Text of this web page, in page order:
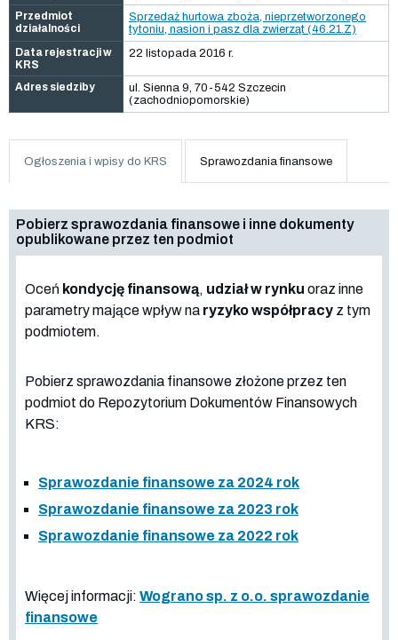
Przedmiot
działalności
Sprzedaż hurtowa zboża, nieprzetworzonego
tytoniu, nasion i pasz dla zwierząt (46.21.Z)
Data rejestracji w
KRS
22 listopada 2016 r.
Adres siedziby
ul. Sienna 9, 70-542 Szczecin
(zachodniopomorskie)
Ogłoszenia i wpisy do KRS Sprawozdania finansowe
Pobierz sprawozdania finansowe i inne dokumenty
opublikowane przez ten podmiot
Oceń kondycję finansową, udział w rynku oraz inne
parametry mające wpływ na ryzyko współpracy z tym
podmiotem.
Pobierz sprawozdania finansowe złożone przez ten
podmiot do Repozytorium Dokumentów Finansowych
KRS:
Sprawozdanie finansowe za 2024 rok
Sprawozdanie finansowe za 2023 rok
Sprawozdanie finansowe za 2022 rok
Więcej informacji: Wograno sp. z o.o. sprawozdanie
finansowe